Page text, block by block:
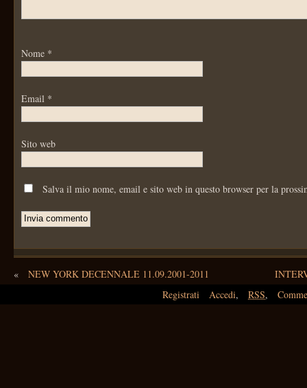
Nome *
Email *
Sito web
Salva il mio nome, email e sito web in questo browser per la
« NEW YORK DECENNALE 11.09.2001-2011
Registrati
Accedi, RSS,